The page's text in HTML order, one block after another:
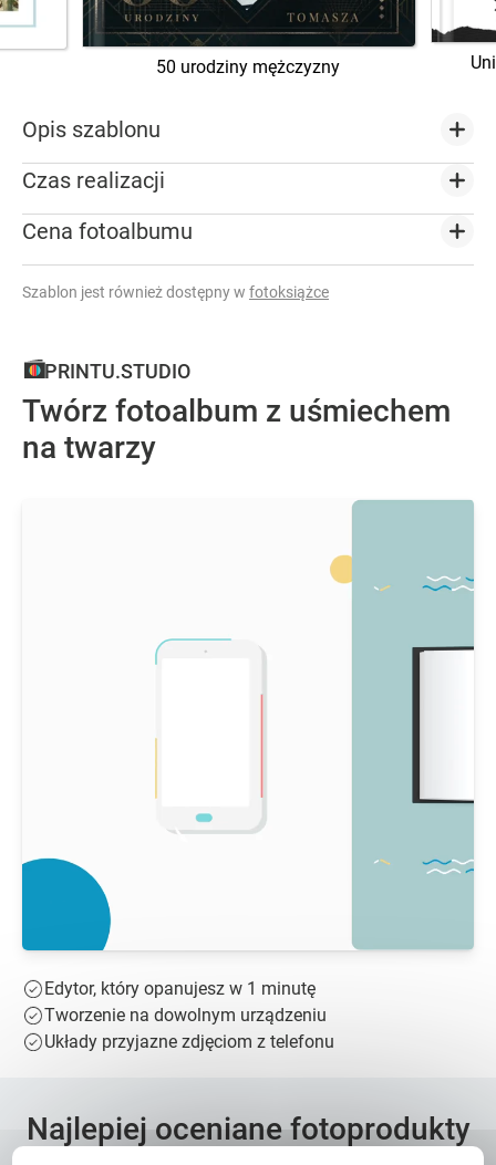
50 urodziny mężczyzny
Opis szablonu
Czas realizacji
Cena fotoalbumu
Szablon jest również dostępny w fotoksiążce
PRINTU.STUDIO
Twórz fotoalbum z uśmiechem
na twarzy
Edytor, który opanujesz w 1 minutę
Tworzenie na dowolnym urządzeniu
Układy przyjazne zdjęciom z telefonu
Najlepiej oceniane fotoprodukty